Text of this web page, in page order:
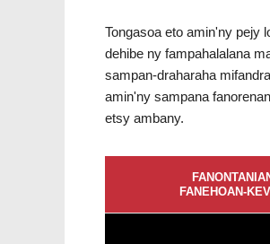
Tongasoa eto amin'ny pejy
dehibe ny fampahalalana
sampan-draharaha
amin'ny sampana
etsy ambany.
FANEHOAN-